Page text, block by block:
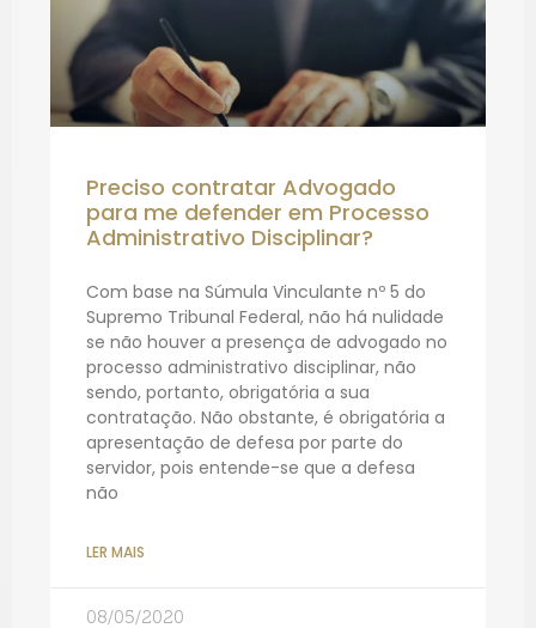
Preciso contratar Advogado
para me defender em Processo
Administrativo Disciplinar?
Com base na Súmula Vinculante nº 5 do
Supremo Tribunal Federal, não há nulidade
se não houver a presença de advogado no
processo administrativo disciplinar, não
sendo, portanto, obrigatória a sua
contratação. Não obstante, é obrigatória a
apresentação de defesa por parte do
servidor, pois entende-se que a defesa
não
LER MAIS
08/05/2020